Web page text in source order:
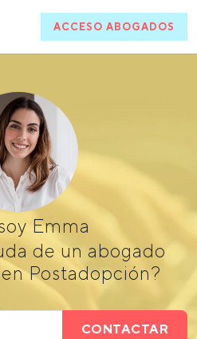
ACCESO ABOGADOS
Emma
de un abogado
Postadopción?
CONTACTAR